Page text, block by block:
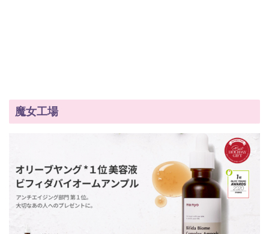
魔女工場